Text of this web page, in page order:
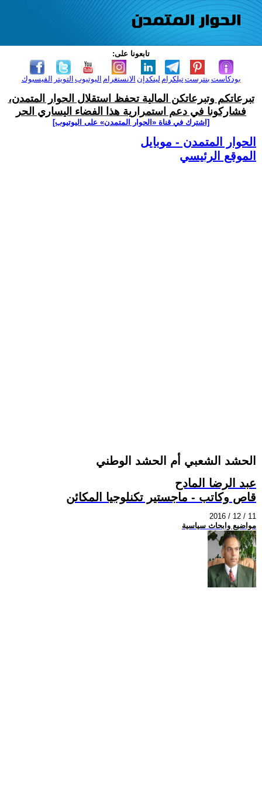
تابعونا على:
الفيسبوك التويتر اليوتيوب الانستغرام لينكدإن تيلكرامبنترست بودكاست
تبرعاتكم وتبرعاتكن المالية تحفظ استقلال الحوار المتمدن،
فشاركونا في دعم استمرارية هذا الفضاء اليساري الحر
[اشترك في قناة ‫«الحوار المتمدن» على اليوتيوب]
الحوار المتمدن - موبايل
الموقع الرئيسي
الحشد الشعبي أم الحشد الوطني
عبد الرضا المادح
قاص وكاتب - ماجستير تكنلوجيا المكائن
2016 / 12 / 11
مواضيع وابحاث سياسية